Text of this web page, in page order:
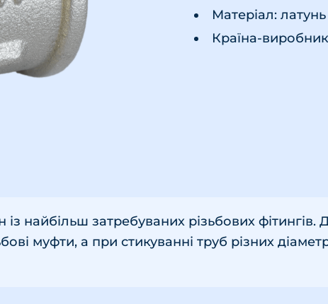
Матеріал: латунь
Країна-
найбільш затребуваних різьбових
муфти, а при стикуванні труб різних